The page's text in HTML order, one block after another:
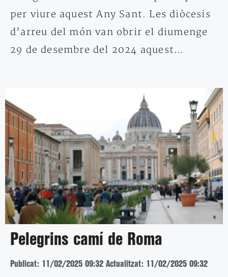
per viure aquest Any Sant. Les diòcesis
d’arreu del món van obrir el diumenge
29 de desembre del 2024 aquest…
Pelegrins camí de Roma
Publicat: 11/02/2025 09:32 Actualitzat: 11/02/2025 09:32